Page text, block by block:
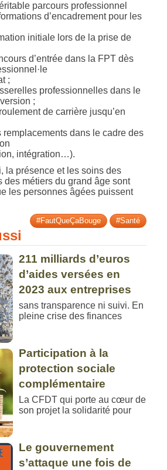
parcours professionnel
d’encadrement pour les
initiale lors de la prise de
d’entrée dans la FPT dès
;
professionnelles dans le
;
de carrière jusqu’en
remplacements dans le cadre des
intégration…).
la présence et les soins des
des métiers du grand âge sont
les personnes âgées puissent
#FautQueÇaBouge #Santé
211 milliards d’euros
d’aides versées en
2023 aux entreprises
sans transparence ni suivi. En
pleine crise des finances
Participation à la
protection sociale
complémentaire
La CFDT qui porte au cœur de
son projet la solidarité pour
Le gouvernement
s’attaque une fois de